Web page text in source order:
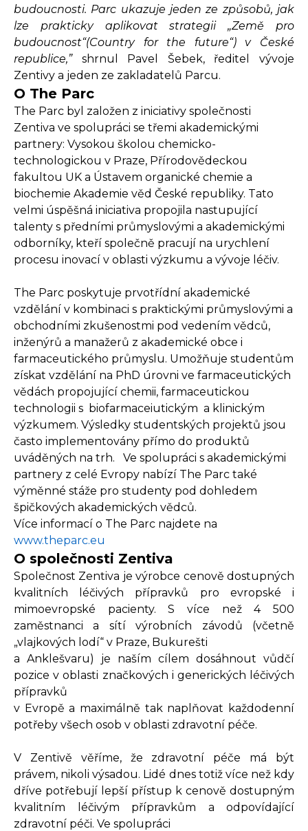
budoucnosti. Parc ukazuje jeden ze způsobů, jak
lze prakticky aplikovat strategii „Země pro
budoucnost“(Country for the future“) v České
republice,” shrnul Pavel Šebek, ředitel vývoje
Zentivy a jeden ze zakladatelů Parcu.
O The Parc
The Parc byl založen z iniciativy společnosti
Zentiva ve spolupráci se třemi akademickými
partnery: Vysokou školou chemicko-
technologickou v Praze, Přírodovědeckou
fakultou UK a Ústavem organické chemie a
biochemie Akademie věd České republiky. Tato
velmi úspěšná iniciativa propojila nastupující
talenty s předními průmyslovými a akademickými
odborníky, kteří společně pracují na urychlení
procesu inovací v oblasti výzkumu a vývoje léčiv.
The Parc poskytuje prvotřídní akademické
vzdělání v kombinaci s praktickými průmyslovými a
obchodními zkušenostmi pod vedením vědců,
inženýrů a manažerů z akademické obce i
farmaceutického průmyslu. Umožňuje studentům
získat vzdělání na PhD úrovni ve farmaceutických
vědách propojující chemii, farmaceutickou
technologii s biofarmaceiutickým a klinickým
výzkumem. Výsledky studentských projektů jsou
často implementovány přímo do produktů
uváděných na trh. Ve spolupráci s akademickými
partnery z celé Evropy nabízí The Parc také
výměnné stáže pro studenty pod dohledem
špičkových akademických vědců.
Více informací o The Parc najdete na
www.theparc.eu
O společnosti Zentiva
Společnost Zentiva je výrobce cenově dostupných
kvalitních léčivých přípravků pro evropské i
mimoevropské pacienty. S více než 4 500
zaměstnanci a sítí výrobních závodů (včetně
„vlajkových lodí“ v Praze, Bukurešti
a Anklešvaru) je naším cílem dosáhnout vůdčí
pozice v oblasti značkových i generických léčivých
přípravků
v Evropě a maximálně tak naplňovat každodenní
potřeby všech osob v oblasti zdravotní péče.
V Zentivě věříme, že zdravotní péče má být
právem, nikoli výsadou. Lidé dnes totiž více než kdy
dříve potřebují lepší přístup k cenově dostupným
kvalitním léčivým přípravkům a odpovídající
zdravotní péči. Ve spolupráci